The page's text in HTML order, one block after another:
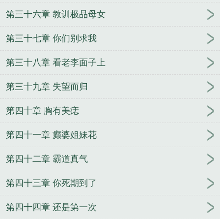
第三十六章 教训极品母女
第三十七章 你们别求我
第三十八章 看老李面子上
第三十九章 失望而归
第四十章 胸有美痣
第四十一章 癫婆姐妹花
第四十二章 霸道真气
第四十三章 你死期到了
第四十四章 还是第一次